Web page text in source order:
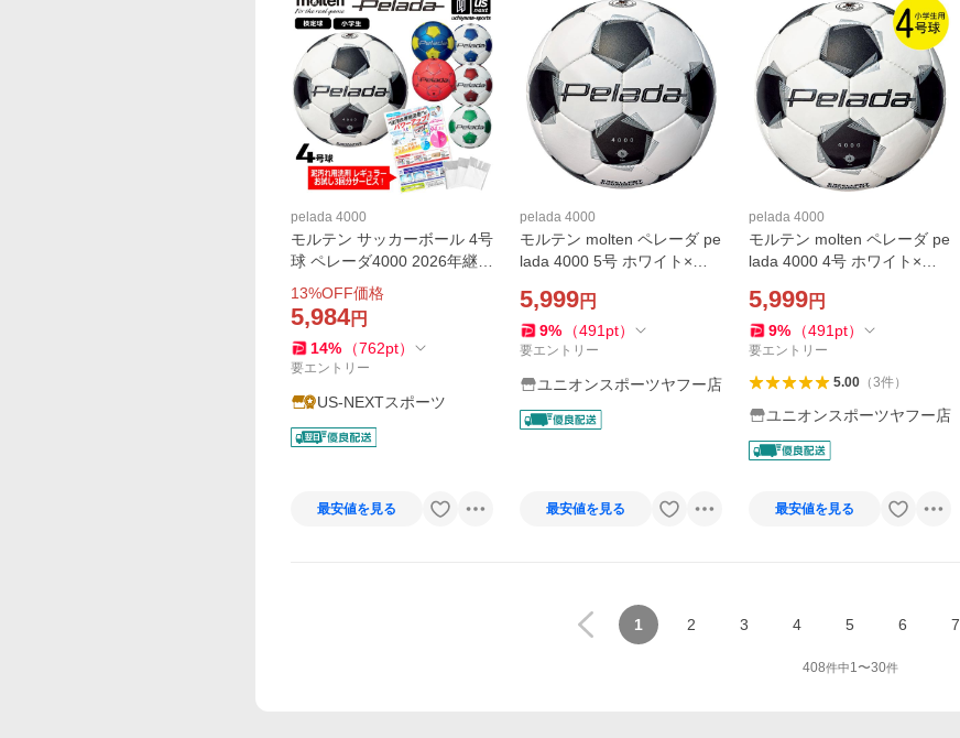
pelada 4000
モルテン サッカーボール 4号
球 ペレーダ4000 2026年継続
モデル (自社)(メール便不可)
13%OFF価格
5,984円
14% （762pt）
要エントリー
US-NEXTスポーツ
最安値を見る
pelada 4000
モルテン molten ペレーダ pe
lada 4000 5号 ホワイト×メ
サッカーボール5号球
5,999円
9% （491 pt）
要エントリー
ユニオンスポーツヤフー店
最安値を見る
pelada 4000
モルテン molten ペレーダ pe
lada 4000 4号 ホワイト×メ
サッカーボール4号球
5,999円
9% （491 pt）
要エントリー
5.00（3件）
ユニオンスポーツヤフー店
最安値を見る
1 2 3 4 5 6 7
408件中1〜30件